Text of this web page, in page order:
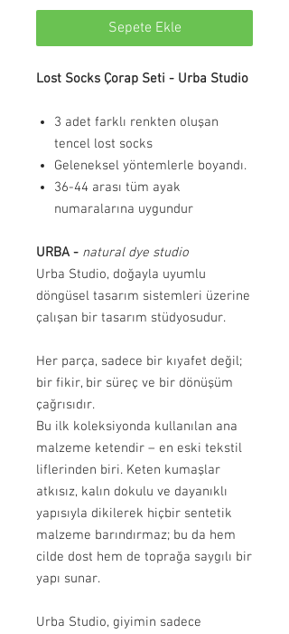
Sepete Ekle
Lost Socks Çorap Seti - Urba Studio
3 adet farklı renkten oluşan
tencel lost socks
Geleneksel yöntemlerle boyandı.
36-44 arası tüm ayak
numaralarına uygundur
URBA - natural dye studio
Urba Studio, doğayla uyumlu
döngüsel tasarım sistemleri üzerine
çalışan bir tasarım stüdyosudur.
Her parça, sadece bir kıyafet değil;
bir fikir, bir süreç ve bir dönüşüm
çağrısıdır.
Bu ilk koleksiyonda kullanılan ana
malzeme ketendir – en eski tekstil
liflerinden biri. Keten kumaşlar
atkısız, kalın dokulu ve dayanıklı
yapısıyla dikilerek hiçbir sentetik
malzeme barındırmaz; bu da hem
cilde dost hem de toprağa saygılı bir
yapı sunar.
Urba Studio, giyimin sadece